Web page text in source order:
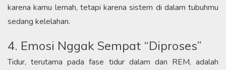
karena kamu lemah, tetapi karena sistem di dalam tubuhmu
sedang kelelahan.
4. Emosi Nggak Sempat “Diproses”
Tidur, terutama pada fase tidur dalam dan REM, adalah